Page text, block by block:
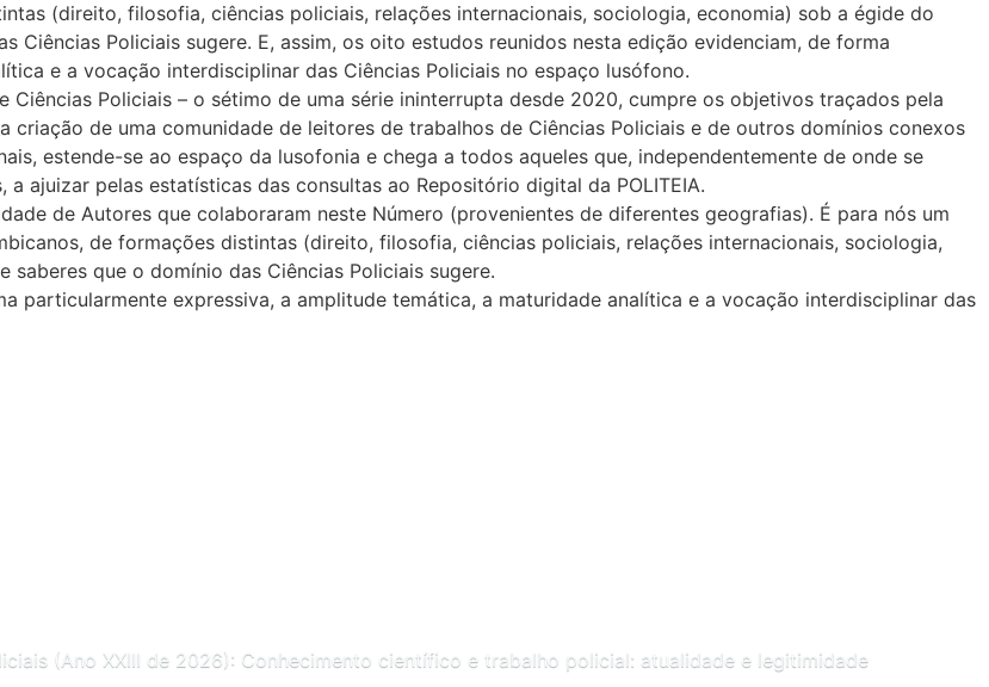
(direito, filosofia, ciências policiais, relações internacionais, sociologia, economia) sob a égide do
Ciências Policiais sugere. E, assim, os oito estudos reunidos nesta edição evidenciam, de forma
e a vocação interdisciplinar das Ciências Policiais no espaço lusófono.
Ciências Policiais – o sétimo de uma série ininterrupta desde 2020, cumpre os objetivos traçados pela
de uma comunidade de leitores de trabalhos de Ciências Policiais e de outros domínios conexos
estende-se ao espaço da lusofonia e chega a todos aqueles que, independentemente de onde se
ajuizar pelas estatísticas das consultas ao Repositório digital da POLITEIA.
de Autores que colaboraram neste Número (provenientes de diferentes geografias). É para nós um
de formações distintas (direito, filosofia, ciências policiais, relações internacionais, sociologia,
que o domínio das Ciências Policiais sugere.
particularmente expressiva, a amplitude temática, a maturidade analítica e a vocação interdisciplinar das
(Ano XXIII de 2026): Conhecimento científico e trabalho policial: atualidade e legitimidade